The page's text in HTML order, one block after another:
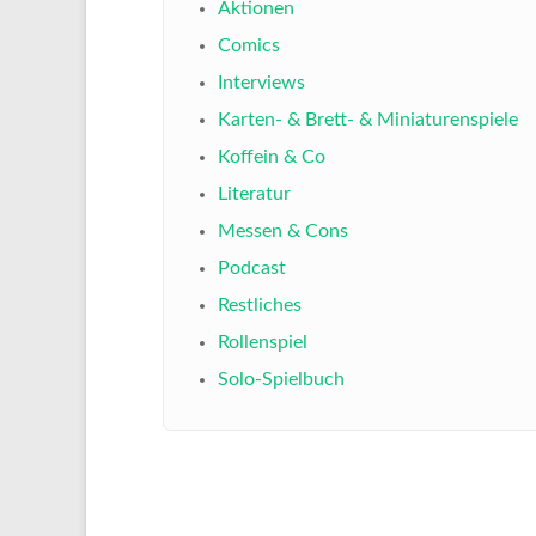
Aktionen
Comics
Interviews
Karten- & Brett- & Miniaturenspiele
Koffein & Co
Literatur
Messen & Cons
Podcast
Restliches
Rollenspiel
Solo-Spielbuch